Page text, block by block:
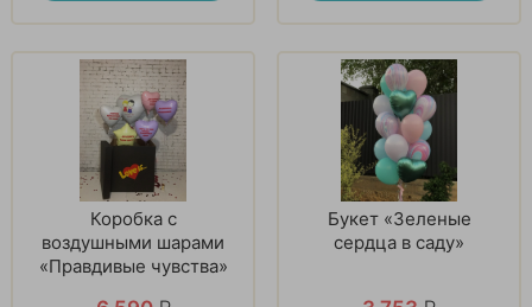
Коробка с
воздушными шарами
«Правдивые чувства»
Букет «Зеленые
сердца в саду»